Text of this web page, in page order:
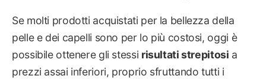
Se molti prodotti acquistati per la bellezza della
pelle e dei capelli sono per lo più costosi, oggi è
possibile ottenere gli stessi risultati strepitosi a
prezzi assai inferiori, proprio sfruttando tutti i